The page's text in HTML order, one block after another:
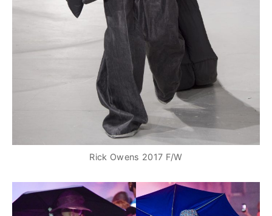
Rick Owens 2017 F/W